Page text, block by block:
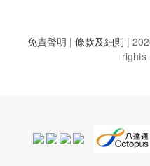
免責聲明 | 條款及細則 |
rights